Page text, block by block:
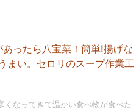
ったら八宝菜！簡単!揚げな
まい。セロリのスープ作業工
なってきて温かい食べ物が食べた